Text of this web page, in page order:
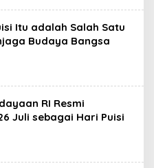
Itu adalah Salah Satu
Budaya Bangsa
RI Resmi
Juli sebagai Hari Puisi